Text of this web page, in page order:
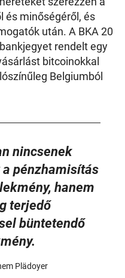
és minőségéről, és
után. A BKA 20
rendelt egy
bitcoinokkal
Belgiumból
nincsenek
pénzhamisítás
hanem
terjedő
büntetendő
Plädoyer